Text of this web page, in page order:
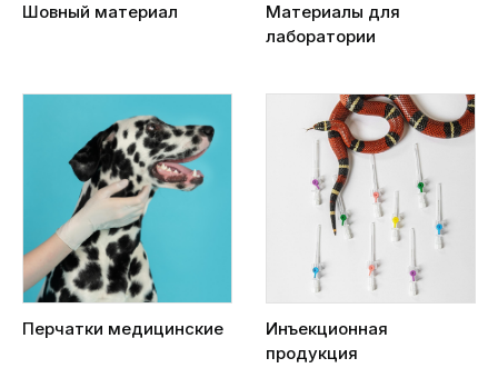
Шовный материал
Материалы для
лаборатории
Перчатки медицинские
Инъекционная
продукция